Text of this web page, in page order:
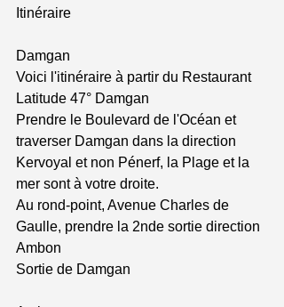
Itinéraire
Damgan
Voici l'itinéraire à partir du Restaurant
Latitude 47° Damgan
Prendre le Boulevard de l'Océan et
traverser Damgan dans la direction
Kervoyal et non Pénerf, la Plage et la
mer sont à votre droite.
Au rond-point, Avenue Charles de
Gaulle, prendre la 2nde sortie direction
Ambon
Sortie de Damgan